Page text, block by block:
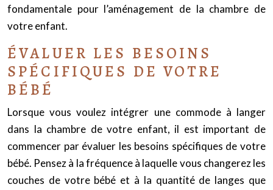
fondamentale pour l’aménagement de la chambre de
votre enfant.
ÉVALUER LES BESOINS
SPÉCIFIQUES DE VOTRE
BÉBÉ
Lorsque vous voulez intégrer une commode à langer
dans la chambre de votre enfant, il est important de
commencer par évaluer les besoins spécifiques de votre
bébé. Pensez à la fréquence à laquelle vous changerez les
couches de votre bébé et à la quantité de langes que